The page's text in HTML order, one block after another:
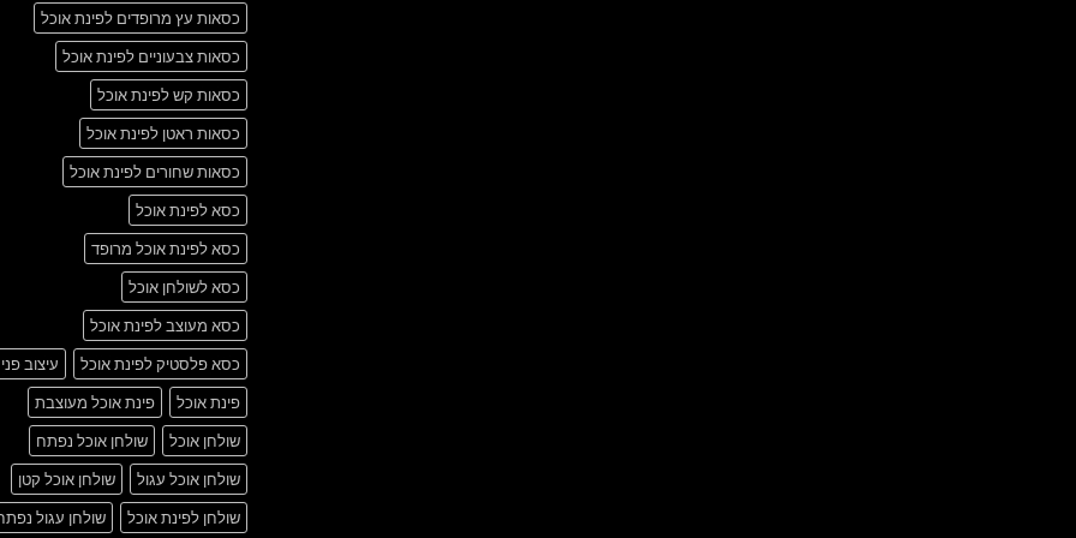
כסאות עץ מרופדים לפינת אוכל
כסאות צבעוניים לפינת אוכל
כסאות קש לפינת אוכל
כסאות ראטן לפינת אוכל
כסאות שחורים לפינת אוכל
כסא לפינת אוכל
כסא לפינת אוכל מרופד
כסא לשולחן אוכל
כסא מעוצב לפינת אוכל
כסא פלסטיק לפינת אוכל
עיצוב
פינת אוכל
פינת אוכל מעוצבת
שולחן אוכל
שולחן אוכל נפתח
שולחן אוכל עגול
שולחן אוכל קטן
שולחן לפינת אוכל
שולחן עגול